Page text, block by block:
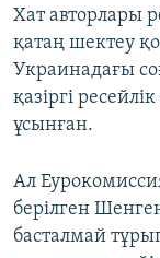
Хат авторлары
қатаң шектеу
Украинадағы
қазіргі
ұсынған.
Ал
берілген
басталмай